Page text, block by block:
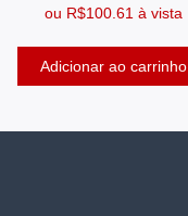
ou R$100.61 à vista
Adicionar ao carrinho